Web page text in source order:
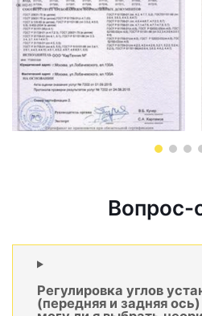
Вопрос-
Регулировка углов
(передняя и задняя